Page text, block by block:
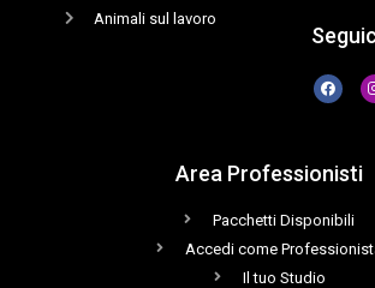
Animali sul lavoro
Area Professionisti
Pacchetti Disponibili
Accedi come
Il tuo Studio